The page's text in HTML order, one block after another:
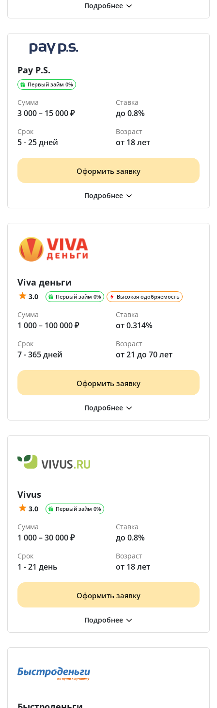
Pay P.S.
Первый займ 0%
Сумма
3 000 – 15 000 ₽
Ставка
до 0.8%
Срок
5 - 25 дней
Возраст
от 18 лет
Оформить заявку
Viva деньги
3.0 Первый займ 0% Высокая одобряемость
Сумма
1 000 – 100 000 ₽
Ставка
от 0.314%
Срок
7 - 365 дней
Возраст
от 21 до 70 лет
Оформить заявку
Vivus
3.0 Первый займ 0%
Сумма
1 000 – 30 000 ₽
Ставка
до 0.8%
Срок
1 - 21 день
Возраст
от 18 лет
Оформить заявку